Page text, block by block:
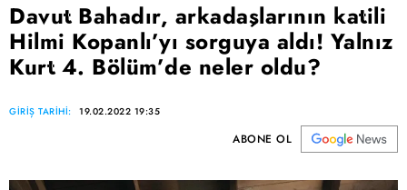
Davut Bahadır, arkadaşlarının katili
Hilmi Kopanlı’yı sorguya aldı! Yalnız
Kurt 4. Bölüm’de neler oldu?
GİRİŞ TARİHİ: 19.02.2022 19:35
ABONE OL